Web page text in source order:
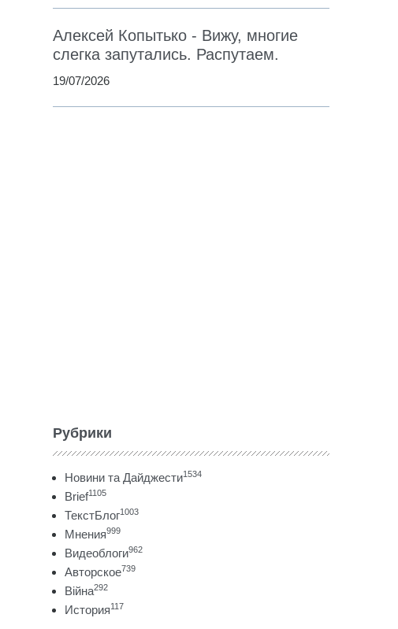
Алексей Копытько - Вижу, многие
слегка запутались. Распутаем.
19/07/2026
Рубрики
Новини та Дайджести1534
Brief1105
ТекстБлог1003
Мнения999
Видеоблоги962
Авторское739
Війна292
История117